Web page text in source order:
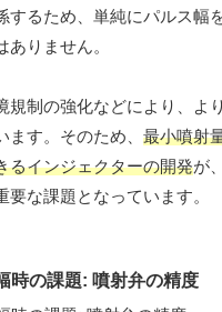
するため、単純にパルス幅
ありません。
規制の強化などにより、よ
ます。そのため、 最小噴射
るインジェクターの開発が
要な課題となっています。
時の課題: 噴射弁の精度